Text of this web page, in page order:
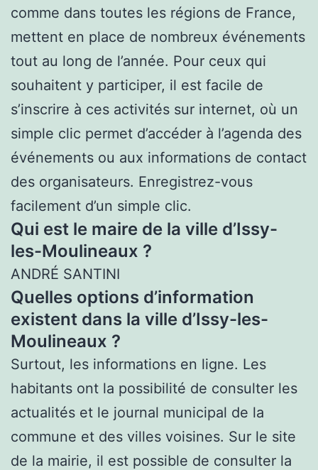
comme dans toutes les régions de France,
mettent en place de nombreux événements
tout au long de l’année. Pour ceux qui
souhaitent y participer, il est facile de
s’inscrire à ces activités sur internet, où un
simple clic permet d’accéder à l’agenda des
événements ou aux informations de contact
des organisateurs. Enregistrez-vous
facilement d’un simple clic.
Qui est le maire de la ville d’Issy-
les-Moulineaux ?
ANDRÉ SANTINI
Quelles options d’information
existent dans la ville d’Issy-les-
Moulineaux ?
Surtout, les informations en ligne. Les
habitants ont la possibilité de consulter les
actualités et le journal municipal de la
commune et des villes voisines. Sur le site
de la mairie, il est possible de consulter la